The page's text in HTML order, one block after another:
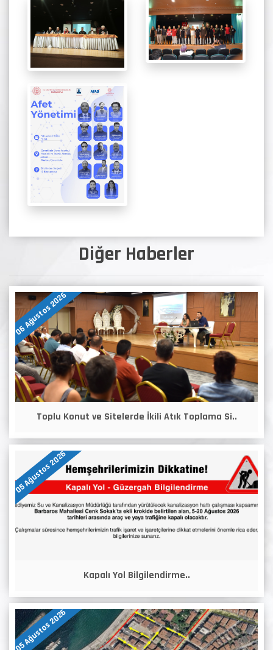
Diğer Haberler
06 Ağustos 2026
Toplu Konut ve Sitelerde İkili Atık Toplama Si..
05 Ağustos 2026
Kapalı Yol Bilgilendirme..
05 Ağustos 2026